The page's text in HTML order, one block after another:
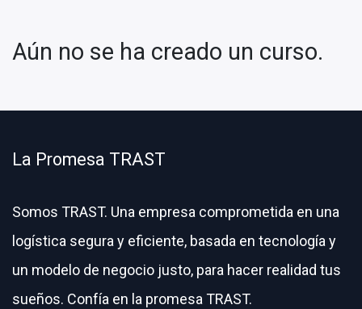
Aún no se ha creado un curso.
La Promesa TRAST
Somos TRAST. Una empresa comprometida en una
logística segura y eficiente, basada en tecnología y
un modelo de negocio justo, para hacer realidad tus
sueños. Confía en la promesa TRAST.